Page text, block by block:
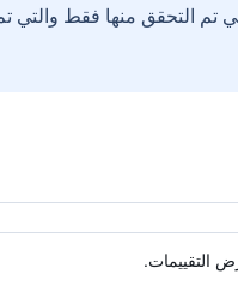
تم التحقق منها فقط والتي
التقييمات.